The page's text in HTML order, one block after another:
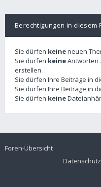
Berechtigungen in diesem
Sie dürfen keineneuen
Sie dürfen keineAntworten
erstellen.
Sie dürfen Ihre Beiträge in
Sie dürfen Ihre Beiträge in
Sie dürfen keine
Foren-Übersicht
Datenschutz